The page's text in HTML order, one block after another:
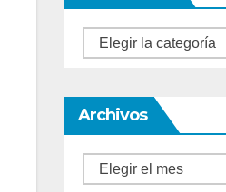
Categorías
Archivos
Archivos